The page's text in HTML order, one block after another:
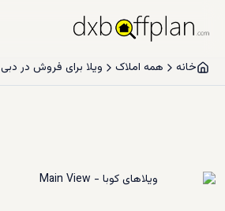
خانه همه املاک ویلا برای فروش در دبی